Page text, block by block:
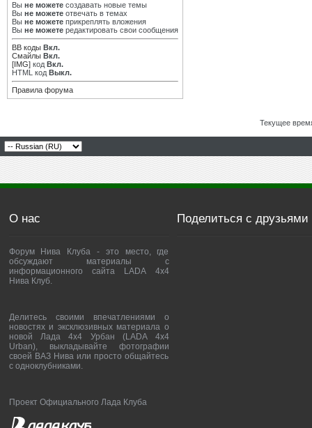
Вы не можете создавать новые темы
Вы не можете отвечать в темах
Вы не можете прикреплять вложения
Вы не можете редактировать свои сообщения
BB коды Вкл.
Смайлы Вкл.
[IMG] код Вкл.
HTML код Выкл.
Правила форума
Текущее
О нас
Форум Нива Клуба - это место, где
обсуждают материалы с
информационного сайта LADA 4x4
Нива Клуб.
Делитесь своими впечатлениями о
новостях и эксклюзивных материала о
новой Лада 4х4 Урбан (LADA 4x4
Urban), выкладывайте фотографии
своей ВАЗ Нива или просто общайтесь
с одноклубниками.
Проект Официального Лада Клуба
Поделиться с друзьями